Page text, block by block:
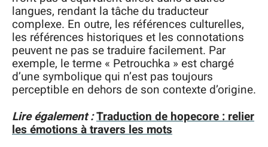
langues, rendant la tâche du traducteur
complexe. En outre, les références culturelles,
les références historiques et les connotations
peuvent ne pas se traduire facilement. Par
exemple, le terme « Petrouchka » est chargé
d’une symbolique qui n’est pas toujours
perceptible en dehors de son contexte d’origine.
Lire également :Traduction de hopecore : relier
les émotions à travers les mots